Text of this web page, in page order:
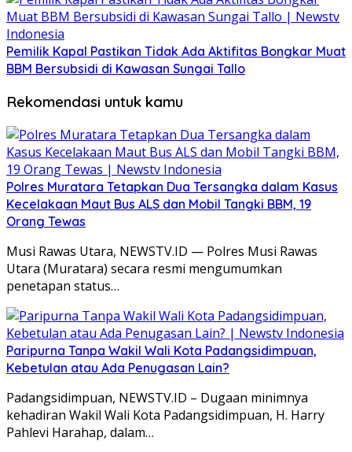
Pemilik Kapal Pastikan Tidak Ada Aktifitas Bongkar Muat
BBM Bersubsidi di Kawasan Sungai Tallo
Rekomendasi untuk kamu
Polres Muratara Tetapkan Dua Tersangka dalam Kasus
Kecelakaan Maut Bus ALS dan Mobil Tangki BBM, 19
Orang Tewas
Musi Rawas Utara, NEWSTV.ID — Polres Musi Rawas
Utara (Muratara) secara resmi mengumumkan
penetapan status…
Paripurna Tanpa Wakil Wali Kota Padangsidimpuan,
Kebetulan atau Ada Penugasan Lain?
Padangsidimpuan, NEWSTV.ID – Dugaan minimnya
kehadiran Wakil Wali Kota Padangsidimpuan, H. Harry
Pahlevi Harahap, dalam…